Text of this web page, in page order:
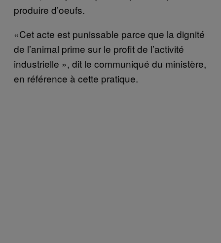
produire d’oeufs.
«Cet acte est punissable parce que la dignité
de l’animal prime sur le profit de l’activité
industrielle », dit le communiqué du ministère,
en référence à cette pratique.